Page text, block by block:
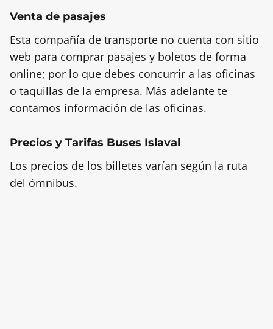
Venta de pasajes
Esta compañía de transporte no cuenta con sitio
web para comprar pasajes y boletos de forma
online; por lo que debes concurrir a las oficinas
o taquillas de la empresa. Más adelante te
contamos información de las oficinas.
Precios y Tarifas Buses Islaval
Los precios de los billetes varían según la ruta
del ómnibus.